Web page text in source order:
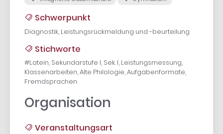
Schwerpunkt
Diagnostik, Leistungsrückmeldung und -beurteilung
Stichworte
#Latein, Sekundarstufe I, Sek. I, Leistungsmessung,
Klassenarbeiten, Alte Philologie, Aufgabenformate,
Fremdsprachen
Organisation
Veranstaltungsart